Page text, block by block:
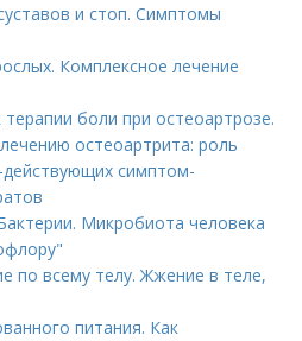
и стоп. Симптомы
Комплексное лечение
боли при остеоартрозе.
остеоартрита: роль
симптом-
Микробиота человека
по всему телу. Жжение в теле,
питания. Как